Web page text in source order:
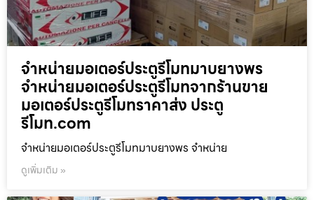
จำหน่ายมอเตอร์ประตูรีโมทมาบยางพร
จำหน่ายมอเตอร์ประตูรีโมทจากร้านขาย
มอเตอร์ประตูรีโมทราคาส่ง ประตู
รีโมท.com
จำหน่ายมอเตอร์ประตูรีโมทมาบยางพร จำหน่าย
ดูเพิ่มเติม »